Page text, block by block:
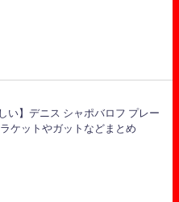
い】デニス シャポバロフ プレー
ケットやガットなどまとめ